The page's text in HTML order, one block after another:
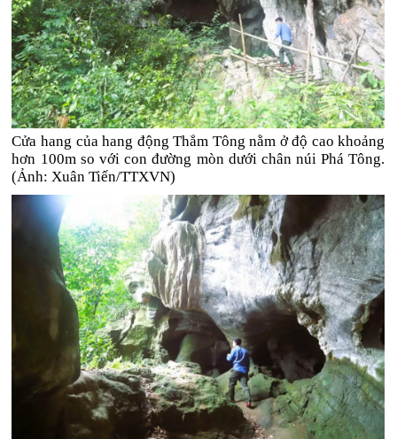
Cửa hang của hang động Thẳm Tông nằm ở độ cao khoảng
hơn 100m so với con đường mòn dưới chân núi Phá Tông.
(Ảnh: Xuân Tiến/TTXVN)